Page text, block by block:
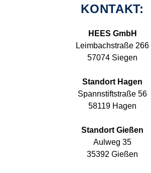
KONTAKT:
HEES GmbH
Leimbachstraße 266
57074 Siegen
Standort Hagen
Spannstiftstraße 56
58119 Hagen
Standort Gießen
Aulweg 35
35392 Gießen